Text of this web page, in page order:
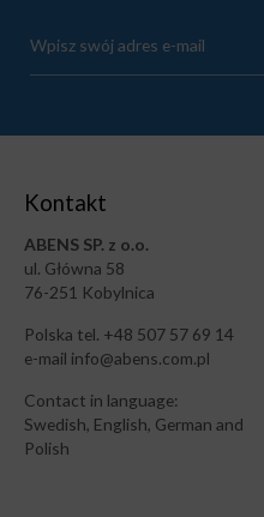
Kontakt
ABENS SP. z o.o.
ul. Główna 58
76-251 Kobylnica
Polska tel. +48 507 57 69 14
e-mail info@abens.com.pl
Contact in language:
Swedish, English, German and
Polish